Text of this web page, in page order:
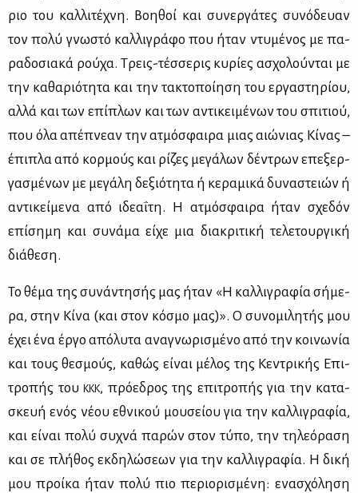
ριο του καλ­λι­τέ­χνη. Βοη­θοί και συ­νερ­γά­τες συ­νό­δευαν
τον πο­λύ γνω­στό καλ­λι­γρά­φο που ήταν ντυ­μέ­νος με πα­
ρα­δο­σια­κά ρού­χα. Τρεις-τέσ­σε­ρις κυ­ρί­ες ασχο­λού­νται με
την κα­θα­ριό­τη­τα και την τα­κτο­ποί­η­ση του ερ­γα­στη­ρί­ου,
αλ­λά και των επί­πλων και των αντι­κει­μέ­νων του σπι­τιού,
που όλα απέ­πνε­αν την ατμό­σφαι­ρα μιας αιώ­νιας Κί­νας –
έπι­πλα από κορ­μούς και ρί­ζες με­γά­λων δέ­ντρων επε­ξερ­
γα­σμέ­νων με με­γά­λη δε­ξιό­τη­τα ή κε­ρα­μι­κά δυ­να­στειών ή
αντι­κεί­με­να από ιδε­α­ΐ­τη. Η ατμό­σφαι­ρα ήταν σχε­δόν
επί­ση­μη και συ­νά­μα εί­χε μια δια­κρι­τι­κή τε­λε­τουρ­γι­κή
διά­θε­ση.
Το θέ­μα της συ­νά­ντη­σής μας ήταν «Η καλ­λι­γρα­φία σή­με­
ρα, στην Κί­να (και στον κό­σμο μας)». Ο συ­νο­μι­λη­τής μου
έχει ένα έρ­γο από­λυ­τα ανα­γνω­ρι­σμέ­νο από την κοι­νω­νία
και τους θε­σμούς, κα­θώς εί­ναι μέ­λος της Κε­ντρι­κής Επι­
τρο­πής του ΚΚΚ, πρό­ε­δρος της επι­τρο­πής για την κα­τα­
σκευή ενός νέ­ου εθνι­κού μου­σεί­ου για την καλ­λι­γρα­φία,
και εί­ναι πο­λύ συ­χνά πα­ρών στον τύ­πο, την τη­λε­ό­ρα­ση
και σε πλή­θος εκ­δη­λώ­σε­ων για την καλ­λι­γρα­φία. Η δι­κή
μου προί­κα ήταν πο­λύ πιο πε­ριο­ρι­σμέ­νη: ενα­σχό­λη­ση